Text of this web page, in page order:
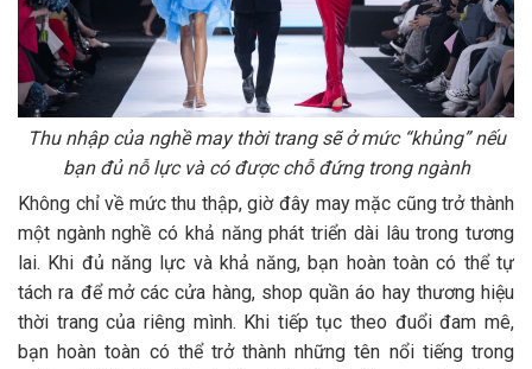
Thu nhập của nghề may thời trang sẽ ở mức “khủng” nếu
bạn đủ nỗ lực và có được chỗ đứng trong ngành
Không chỉ về mức thu thập, giờ đây may mặc cũng trở thành
một ngành nghề có khả năng phát triển dài lâu trong tương
lai. Khi đủ năng lực và khả năng, bạn hoàn toàn có thể tự
tách ra để mở các cửa hàng, shop quần áo hay thương hiệu
thời trang của riêng mình. Khi tiếp tục theo đuổi đam mê,
bạn hoàn toàn có thể trở thành những tên nổi tiếng trong